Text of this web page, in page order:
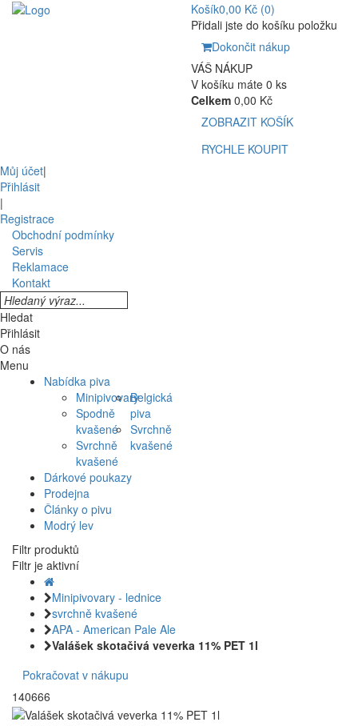
Košík0,00 Kč (0)
Přidali jste do košíku položku
Dokončit nákup
VÁŠ NÁKUP
V košíku máte 0 ks
Celkem 0,00 Kč
ZOBRAZIT KOŠÍK
RYCHLE KOUPIT
Můj účet|
Přihlásit
|
Registrace
Obchodní podmínky
Servis
Reklamace
Kontakt
Hledat
Přihlásit
O nás
Menu
Nabídka piva
Minipivovary
Spodně
kvašené
Svrchně
kvašené
Belgická
piva
Svrchně
kvašené
Dárkové poukazy
Prodejna
Články o pivu
Modrý lev
Filtr produktů
Filtr je aktivní
Minipivovary - lednice
svrchně kvašené
APA - American Pale Ale
Valášek skotačivá veverka 11% PET 1l
Pokračovat v nákupu
140666